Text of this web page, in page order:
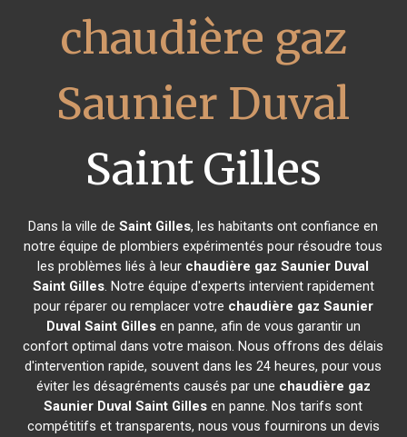
chaudière gaz
Saunier Duval
Saint Gilles
Dans la ville deSaint Gilles, les habitants ont confiance en
notre équipe de plombiers expérimentés pour résoudre tous
les problèmes liés à leur chaudière gaz Saunier Duval
Saint Gilles. Notre équipe d'experts intervient rapidement
pour réparer ou remplacer votre chaudière gaz Saunier
Duval Saint Gillesen panne, afin de vous garantir un
confort optimal dans votre maison. Nous offrons des délais
d'intervention rapide, souvent dans les 24 heures, pour vous
éviter les désagréments causés par une chaudière gaz
Saunier Duval Saint Gilles en panne. Nos tarifs sont
compétitifs et transparents, nous vous fournirons un devis